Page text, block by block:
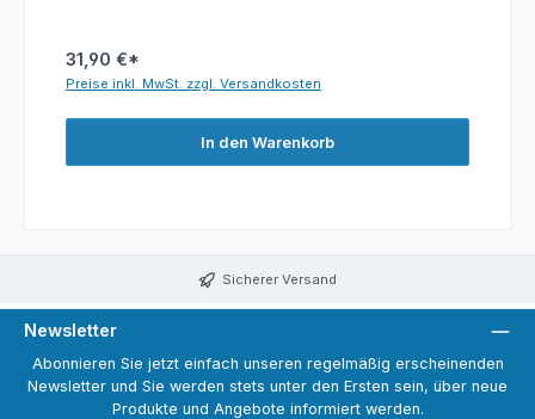
31,90 €*
Preise inkl. MwSt. zzgl. Versandkosten
In den Warenkorb
Sicherer Versand
Newsletter
Abonnieren Sie jetzt einfach unseren regelmäßig erscheinenden
Newsletter und Sie werden stets unter den Ersten sein, über neue
Produkte und Angebote informiert werden.